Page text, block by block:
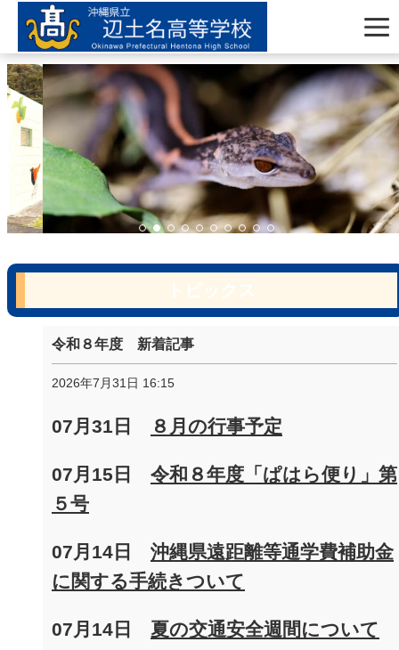
令和８年度 新着記事
2026年7月31日 16:15
07月31日 ８月の行事予定
07月15日 令和８年度「ぱはら便り」第
５号
07月14日 沖縄県遠距離等通学費補助金
に関する手続きついて
07月14日 夏の交通安全週間について